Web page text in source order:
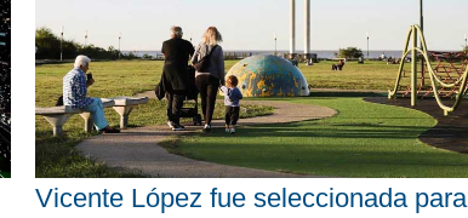
Vicente López fue seleccionada para